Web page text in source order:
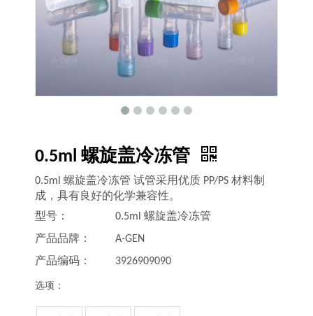
0.5ml 螺旋盖冷冻管
0.5ml 螺旋盖冷冻管 试管采用优质 PP/PS 材料制
成，具有良好的化学兼容性。
型号：
0.5ml 螺旋盖冷冻管
产品品牌：
A-GEN
产品编码：
3926909090
选项：